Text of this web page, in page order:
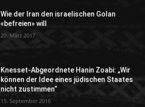
Wie der Iran den israelischen Golan
«befreien» will
20. März 2017
Knesset-Abgeordnete Hanin Zoabi: „Wir
können der Idee eines jüdischen Staates
nicht zustimmen“
15. September 2016